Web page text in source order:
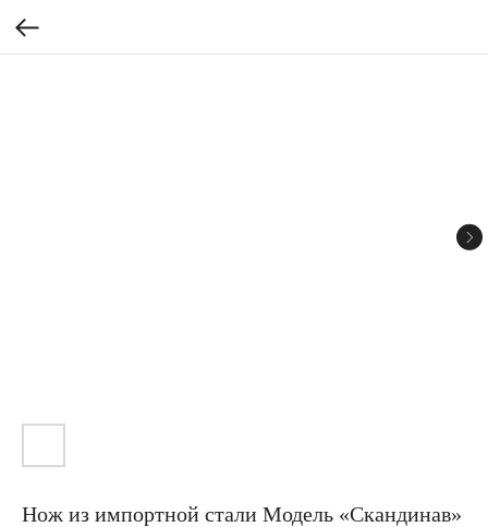
Нож из импортной стали Модель «Скандинав»